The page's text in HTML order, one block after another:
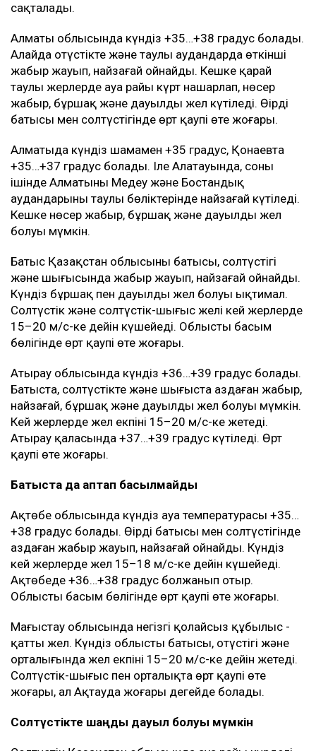
сақталады.
Алматы облысында күндіз +35…+38 градус болады.
Алайда оңтүстікте және таулы аудандарда өткінші
жаңбыр жауып, найзағай ойнайды. Кешке қарай
таулы жерлерде ауа райы күрт нашарлап, нөсер
жаңбыр, бұршақ және дауылды жел күтіледі. Өңірдің
батысы мен солтүстігінде өрт қаупі өте жоғары.
Алматыда күндіз шамамен +35 градус, Қонаевта
+35…+37 градус болады. Іле Алатауында, соның
ішінде Алматының Медеу және Бостандық
аудандарының таулы бөліктерінде найзағай күтіледі.
Кешке нөсер жаңбыр, бұршақ және дауылды жел
болуы мүмкін.
Батыс Қазақстан облысының батысы, солтүстігі
және шығысында жаңбыр жауып, найзағай ойнайды.
Күндіз бұршақ пен дауылды жел болуы ықтимал.
Солтүстік және солтүстік-шығыс желі кей жерлерде
15–20 м/с-ке дейін күшейеді. Облыстың басым
бөлігінде өрт қаупі өте жоғары.
Атырау облысында күндіз +36…+39 градус болады.
Батыста, солтүстікте және шығыста аздаған жаңбыр,
найзағай, бұршақ және дауылды жел болуы мүмкін.
Кей жерлерде жел екпіні 15–20 м/с-ке жетеді.
Атырау қаласында +37…+39 градус күтіледі. Өрт
қаупі өте жоғары.
Батыста да аптап басылмайды
Ақтөбе облысында күндіз ауа температурасы +35…
+38 градус болады. Өңірдің батысы мен солтүстігінде
аздаған жаңбыр жауып, найзағай ойнайды. Күндіз
кей жерлерде жел 15–18 м/с-ке дейін күшейеді.
Ақтөбеде +36…+38 градус болжанып отыр.
Облыстың басым бөлігінде өрт қаупі өте жоғары.
Маңғыстау облысында негізгі қолайсыз құбылыс -
қатты жел. Күндіз облыстың батысы, оңтүстігі және
орталығында жел екпіні 15–20 м/с-ке дейін жетеді.
Солтүстік-шығыс пен орталықта өрт қаупі өте
жоғары, ал Ақтауда жоғары деңгейде болады.
Солтүстікте шаңды дауыл болуы мүмкін